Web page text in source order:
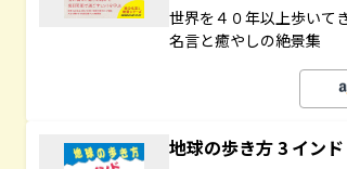
世界を４０年以上歩いて
名言と癒やしの絶景集
地球の歩き方 3 イン